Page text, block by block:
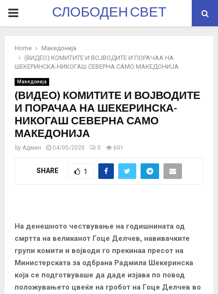
PRIMARYСЛОБОДЕН СВЕТ
Home
Македонија
(ВИДЕО) КОМИТИТЕ И ВОЈВОДИТЕ И ПОРАЧАА НА
ШЕКЕРИНСКА-НИКОГАШ СЕВЕРНА САМО МАКЕДОНИЈА
Македонија
(ВИДЕО) КОМИТИТЕ И ВОЈВОДИТЕ
И ПОРАЧАА НА ШЕКЕРИНСКА-
НИКОГАШ СЕВЕРНА САМО
МАКЕДОНИЈА
by Админ 04/05/2020 0 601
SHARE 1
На денешното чествување на годишнината од
смртта на великанот Гоце Делчев, навивачките
групи комити и војводи го прекинаа пресот на
Министерската за одбрана Радмила Шекеринска
која се подготвуваше да даде изјава по повод
положувањето цвеќе на гробот на Гоце Делчев во